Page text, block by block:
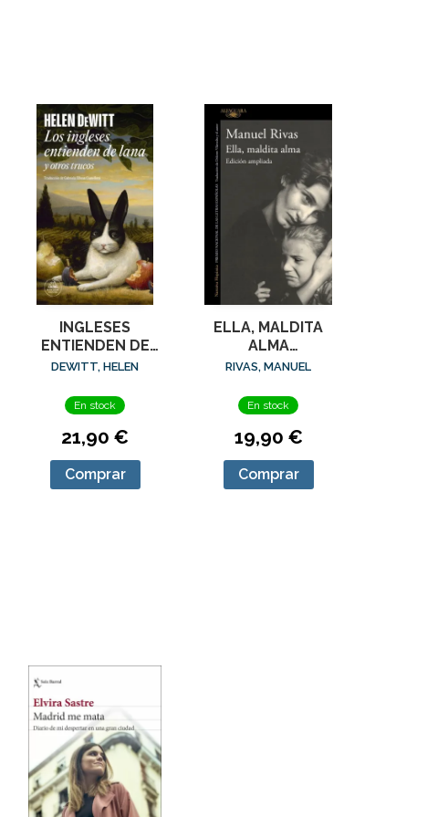
INGLESES
ENTIENDEN DE
LANA (Y OTROS
DEWITT, HELEN
En stock
21,90 €
Comprar
ELLA, MALDITA
ALMA
(ED.AMPLIADA)
RIVAS, MANUEL
En stock
19,90 €
Comprar